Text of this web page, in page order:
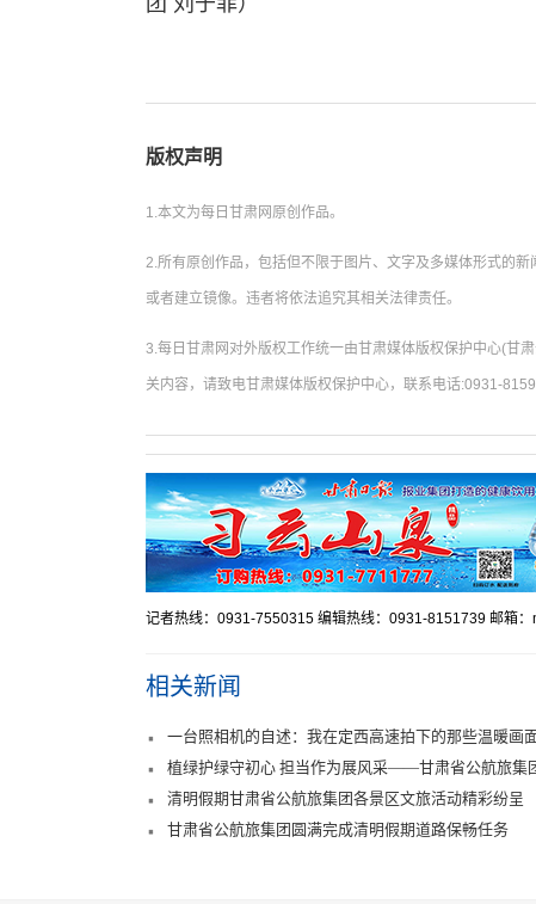
版权声明
1.本文为每日甘肃网原创作品。
2.所有原创作品，包括但不限于图片、文字及多媒体形式的
或者建立镜像。违者将依法追究其相关法律责任。
3.每日甘肃网对外版权工作统一由甘肃媒体版权保护中心(甘
关内容，请致电甘肃媒体版权保护中心，联系电话:0931-
记者热线：0931-7550315 编辑热线：0931-8151739 邮箱
相关新闻
一台照相机的自述：我在定西高速拍下的那些温暖画
植绿护绿守初心 担当作为展风采——甘肃省公航旅集
清明假期甘肃省公航旅集团各景区文旅活动精彩纷呈
甘肃省公航旅集团圆满完成清明假期道路保畅任务